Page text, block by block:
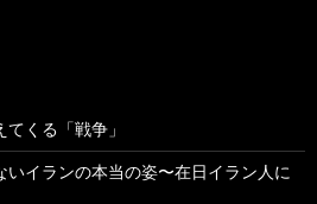
くる「戦争」
イランの本当の姿〜在日イラン人に